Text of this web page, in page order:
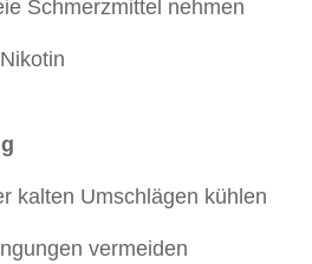
Schmerzmittel nehmen
kalten Umschlägen kühlen
vermeiden